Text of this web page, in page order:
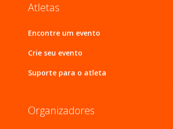
Atletas
Encontre um evento
Crie seu evento
Suporte para o atleta
Organizadores